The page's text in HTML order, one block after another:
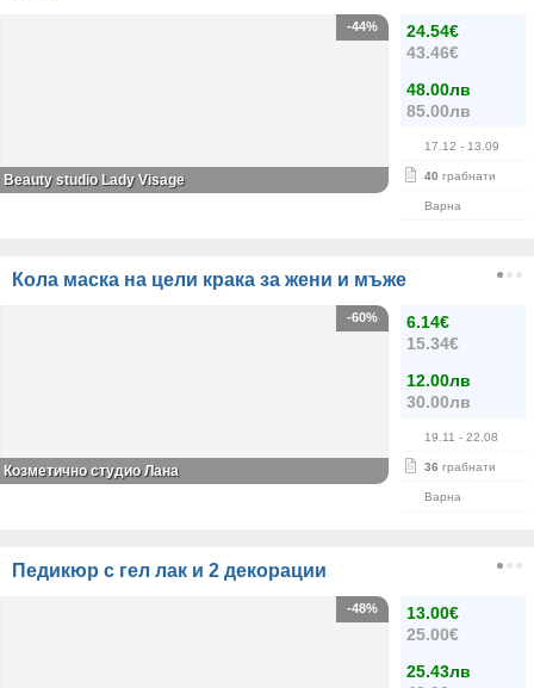
24.54€
43.46€
48.00лв
85.00лв
17.12 - 13.09
40 грабнати
Варна
-44%
Beauty studio Lady Visage
Кола маска на цели крака за жени и мъже
6.14€
15.34€
12.00лв
30.00лв
19.11 - 22.08
36 грабнати
Варна
-60%
Козметично студио Лана
Педикюр с гел лак и 2 декорации
13.00€
25.00€
25.43лв
-48%